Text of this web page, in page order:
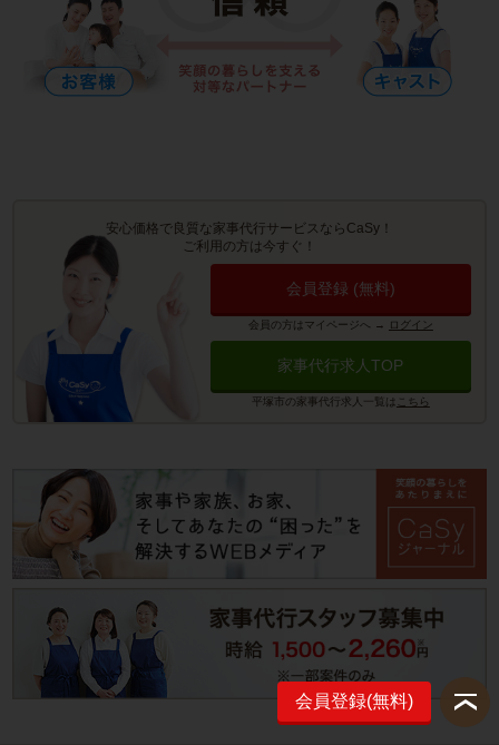
安心価格で良質な家事代行サービスならCaSy！
ご利用の方は今すぐ！
会員登録 (無料)
会員の方はマイページへ → ログイン
家事代行求人TOP
平塚市の家事代行求人一覧は こちら
会員登録(無料)